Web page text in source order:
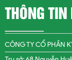
THÔNG
CÔNG TY CỔ PHẦN